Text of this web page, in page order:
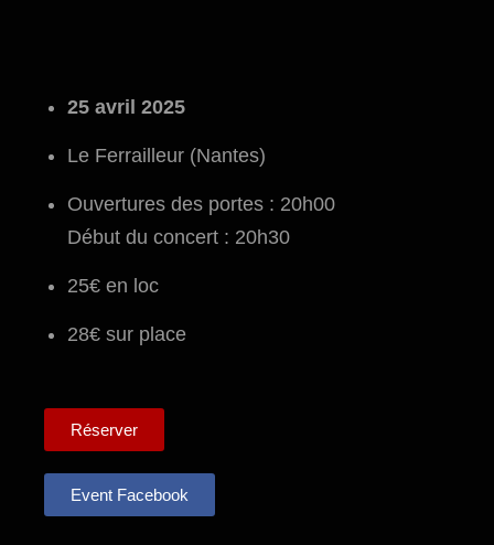
25 avril 2025
Le Ferrailleur (Nantes)
Ouvertures des portes : 20h00
Début du concert : 20h30
25€ en loc
28€ sur place
Réserver
Event Facebook